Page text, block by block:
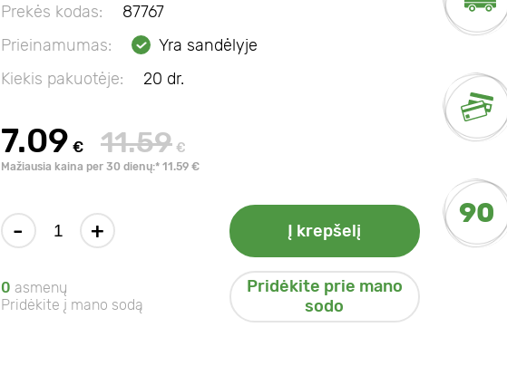
Prekės kodas:
87767
Prieinamumas:
Yra sandėlyje
Kiekis pakuotėje:
20 dr.
7.09 € 11.59 €
Mažiausia kaina per 30 dienų:* 11.59 €
- + Į krepšelį
0 asmenų
Pridėkite į mano sodą
Pridėkite prie mano
sodo
90